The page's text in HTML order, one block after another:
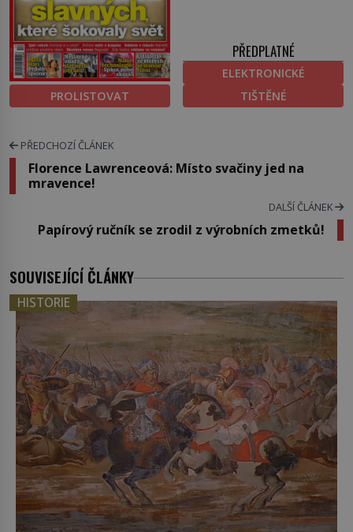
PROLISTOVAT
PŘEDPLATNÉ
ELEKTRONICKÉ
TIŠTĚNÉ
PŘEDCHOZÍ ČLÁNEK
Florence Lawrenceová: Místo svačiny jed na
mravence!
DALŠÍ ČLÁNEK
Papírový ručník se zrodil z výrobních zmetků!
SOUVISEJÍCÍ ČLÁNKY
HISTORIE